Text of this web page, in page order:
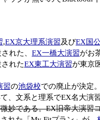
,EX京大理系演習及びEX国
れた、 EX一橋大演習がお
れたEX東工大演習が東京
習の池袋校での廃止が決定
、文系と理系でEX名大演
妙である。EX旧帝大演習